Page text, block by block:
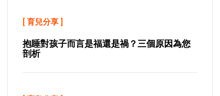
[ 育兒分享 ]
抱睡對孩子而言是福還是禍？三個原因為您
剖析